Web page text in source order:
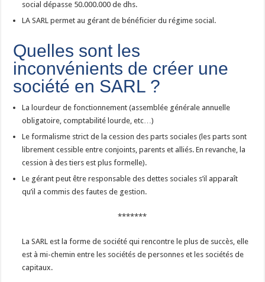
social dépasse 50.000.000 de dhs.
LA SARL permet au gérant de bénéficier du régime social.
Quelles sont les
inconvénients de créer une
société en SARL ?
La lourdeur de fonctionnement (assemblée générale annuelle
obligatoire, comptabilité lourde, etc…)
Le formalisme strict de la cession des parts sociales (les parts sont
librement cessible entre conjoints, parents et alliés. En revanche, la
cession à des tiers est plus formelle).
Le gérant peut être responsable des dettes sociales s’il apparaît
qu’il a commis des fautes de gestion.
*******
La SARL est la forme de société qui rencontre le plus de succès, elle
est à mi-chemin entre les sociétés de personnes et les sociétés de
capitaux.